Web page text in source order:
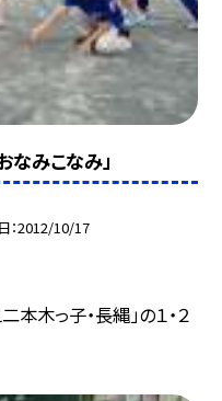
みこなみ」
2012/10/17
本木っ子・長縄」の１・２